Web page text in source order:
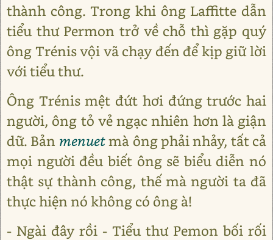
thành công. Trong khi ông Laffitte dẫn
tiểu thư Permon trở về chỗ thì gặp quý
ông Trénis vội vã chạy đến để kịp giữ lời
với tiểu thư.
Ông Trénis mệt đứt hơi đứng trước hai
người, ông tỏ vẻ ngạc nhiên hơn là giận
dữ. Bản menuetmà ông phải nhảy, tất cả
mọi người đều biết ông sẽ biểu diễn nó
thật sự thành công, thế mà người ta đã
thực hiện nó không có ông à!
- Ngài đây rồi - Tiểu thư Pemon bối rối